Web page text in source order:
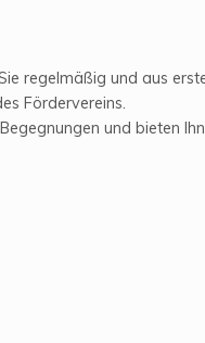
regelmäßig und aus
Fördervereins.
und bieten